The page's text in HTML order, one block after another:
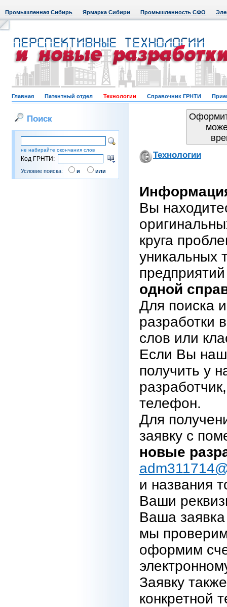
Промышленная Сибирь Ярмарка Сибири Промышленность СФО
Главная Патентный отдел Технологии Справочник ГРНТИ
Поиск
не набирайте окончания слов
Код ГРНТИ:
Условие поиска: и или
Технологии
Вы
круга
уникальных
одной
Для поиска
разработки
слов или
Если Вы
получить у
телефон.
Для
заявку с
новые
и названия
Ваши
Ваша
мы
оформим
Заявку
конкретной